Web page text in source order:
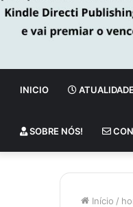
INICIO ATUALIDADE
SOBRE NÓS!
Início /